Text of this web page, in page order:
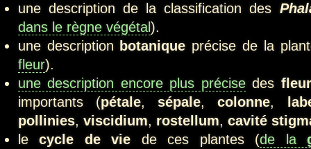
une description de la classification des
dans le règne végétal).
une description botanique précise de la
fleur).
une description encore plus précisedes
importants (pétale,sépale,colonne,
pollinies, viscidium, rostellum, cavité
lecycle de vie de ces plantes (de la